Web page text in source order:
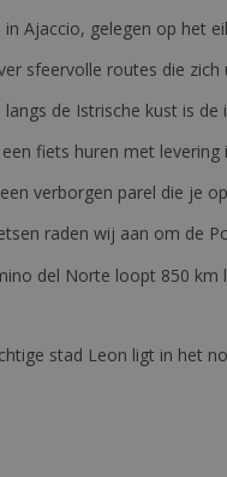
in Ajaccio, gelegen op het
sfeervolle routes die
langs de Istrische kust is
een fiets huren met
verborgen parel die je
raden wij aan om de
del Norte loopt 850 km
stad Leon ligt in het